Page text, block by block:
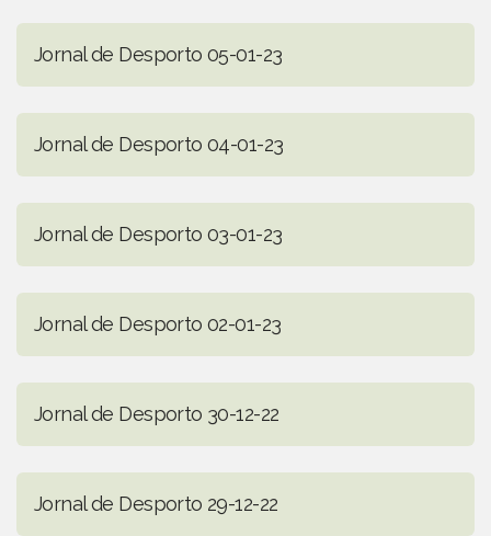
Jornal de Desporto 05-01-23
Jornal de Desporto 04-01-23
Jornal de Desporto 03-01-23
Jornal de Desporto 02-01-23
Jornal de Desporto 30-12-22
Jornal de Desporto 29-12-22